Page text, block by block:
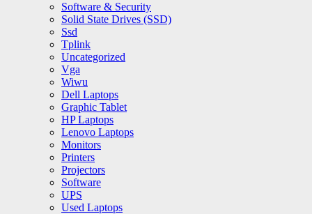
Software & Security
Solid State Drives (SSD)
Ssd
Tplink
Uncategorized
Vga
Wiwu
Dell Laptops
Graphic Tablet
HP Laptops
Lenovo Laptops
Monitors
Printers
Projectors
Software
UPS
Used Laptops